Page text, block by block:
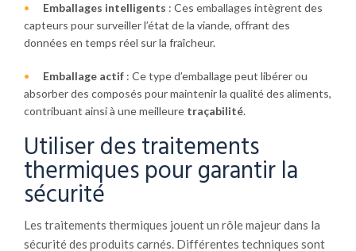
Emballages intelligents : Ces emballages intègrent des
capteurs pour surveiller l’état de la viande, offrant des
données en temps réel sur la fraîcheur.
Emballage actif : Ce type d’emballage peut libérer ou
absorber des composés pour maintenir la qualité des aliments,
contribuant ainsi à une meilleure traçabilité.
Utiliser des traitements
thermiques pour garantir la
sécurité
Les traitements thermiques jouent un rôle majeur dans la
sécurité des produits carnés. Différentes techniques sont